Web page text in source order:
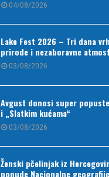
04/08/2026
Lake Fest 2026 – Tri dana
prirode i nezaboravne
03/08/2026
Avgust donosi super
i „Slatkim kućama“
03/08/2026
Ženski pčelinjak iz
ponude Nacionalne geografije